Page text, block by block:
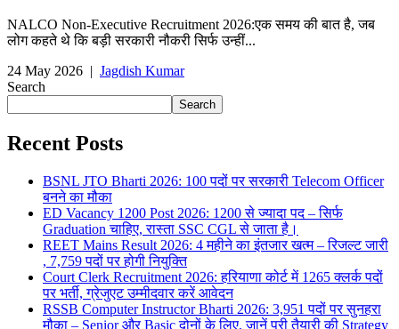
NALCO Non-Executive Recruitment 2026:एक समय की बात है, जब
लोग कहते थे कि बड़ी सरकारी नौकरी सिर्फ उन्हीं...
24 May 2026 | Jagdish Kumar
Search
Search
Recent Posts
BSNL JTO Bharti 2026: 100 पदों पर सरकारी Telecom Officer
बनने का मौका
ED Vacancy 1200 Post 2026: 1200 से ज्यादा पद – सिर्फ
Graduation चाहिए, रास्ता SSC CGL से जाता है।
REET Mains Result 2026: 4 महीने का इंतजार खत्म – रिजल्ट जारी
, 7,759 पदों पर होगी नियुक्ति
Court Clerk Recruitment 2026: हरियाणा कोर्ट में 1265 क्लर्क पदों
पर भर्ती, ग्रेजुएट उम्मीदवार करें आवेदन
RSSB Computer Instructor Bharti 2026: 3,951 पदों पर सुनहरा
मौका – Senior और Basic दोनों के लिए, जानें पूरी तैयारी की Strategy